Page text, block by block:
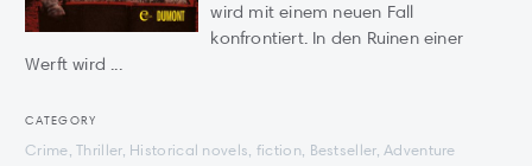
wird mit einem neuen Fall
konfrontiert. In den Ruinen einer
Werft wird ...
CATEGORY
Crime, Thriller, Historical novels, fiction, Bestseller, Adventure